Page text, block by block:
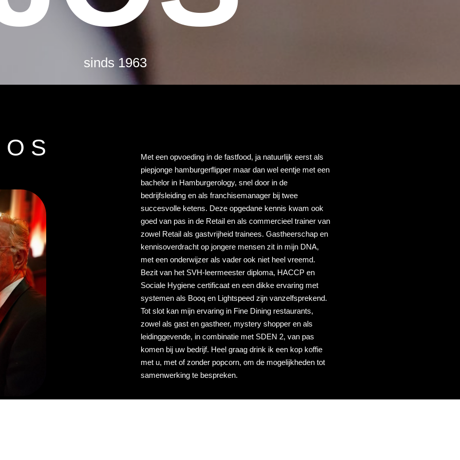
sinds 1963
Met een opvoeding in de fastfood, ja natuurlijk eerst als
piepjonge hamburgerflipper maar dan wel eentje met een
bachelor in Hamburgerology, snel door in de
bedrijfsleiding en als franchisemanager bij twee
succesvolle ketens. Deze opgedane kennis kwam ook
goed van pas in de Retail en als commercieel trainer van
zowel Retail als gastvrijheid trainees. Gastheerschap en
kennisoverdracht op jongere mensen zit in mijn DNA,
met een onderwijzer als vader ook niet heel vreemd.
Bezit van het SVH-leermeester diploma, HACCP en
Sociale Hygiene certificaat en een dikke ervaring met
systemen als Booq en Lightspeed zijn vanzelfsprekend.
Tot slot kan mijn ervaring in Fine Dining restaurants,
zowel als gast en gastheer, mystery shopper en als
leidinggevende, in combinatie met SDEN 2, van pas
komen bij uw bedrijf. Heel graag drink ik een kop koffie
met u, met of zonder popcorn, om de mogelijkheden tot
samenwerking te bespreken.